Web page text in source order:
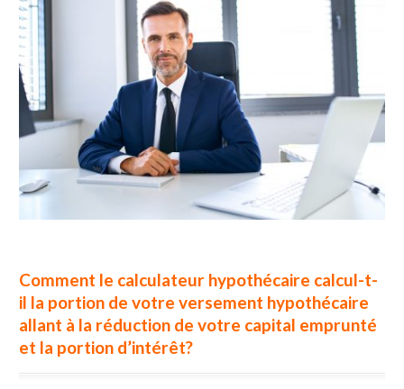
Comment le calculateur hypothécaire calcul-t-
il la portion de votre versement hypothécaire
allant à la réduction de votre capital emprunté
et la portion d’intérêt?